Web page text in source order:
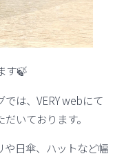
す🍃
は、VERY webにて
いております。
や日傘、ハットなど幅